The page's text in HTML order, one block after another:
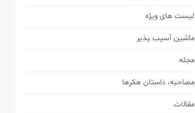
لیست های ویژه
ماشین آسیب پذیر
مجله
مصاحبه، داستان هکرها
مقالات